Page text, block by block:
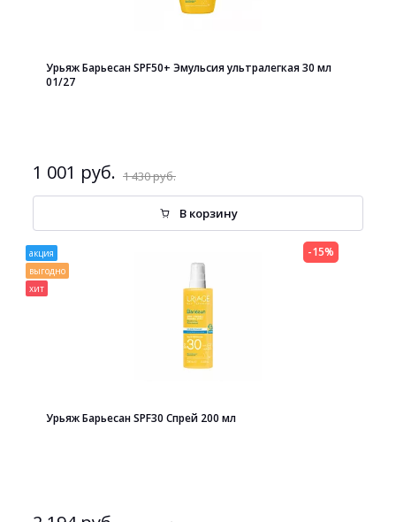
Урьяж Барьесан SPF50+ Эмульсия ультралегкая 30 мл
01/27
1 001 руб. 1 430 руб.
В корзину
акция
выгодно
хит
Урьяж Барьесан SPF30 Спрей 200 мл
-15%